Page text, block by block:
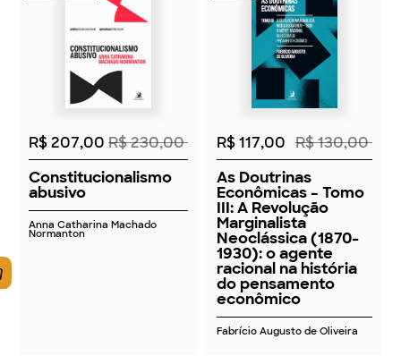
2026
R$ 207,00 R$ 230,00
Constitucionalismo
abusivo
Anna Catharina Machado
Normanton
2026
R$ 117,00 R$ 130,00
As Doutrinas
Econômicas – Tomo
III: A Revolução
Marginalista
Neoclássica (1870-
1930): o agente
racional na história
do pensamento
econômico
Fabrício Augusto de Oliveira